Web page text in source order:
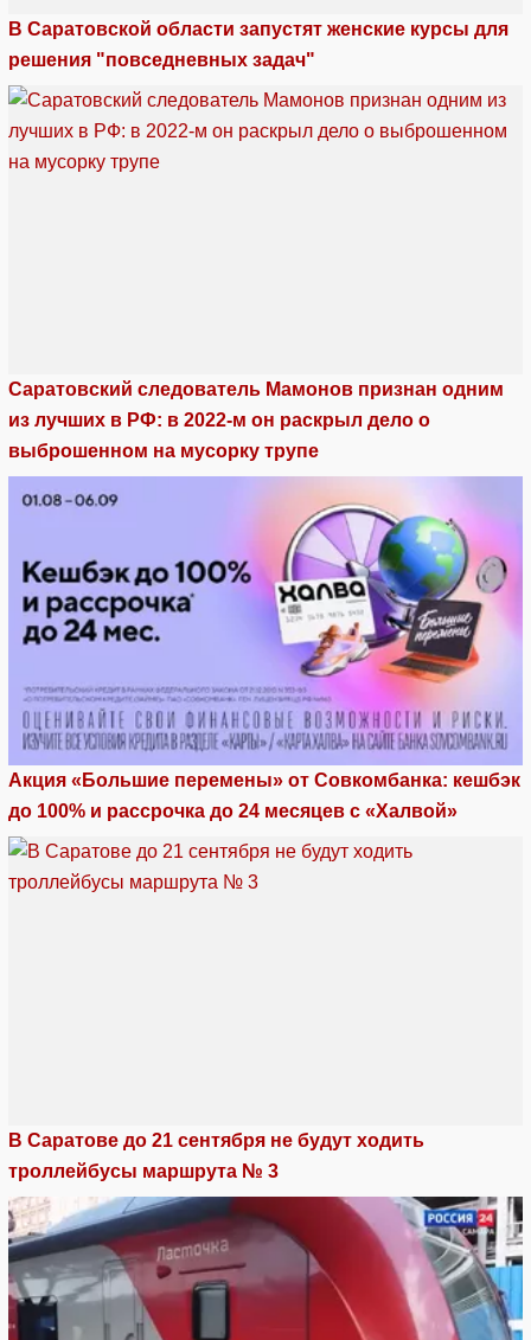
В Саратовской области запустят женские курсы для
решения "повседневных задач"
Саратовский следователь Мамонов признан одним
из лучших в РФ: в 2022-м он раскрыл дело о
выброшенном на мусорку трупе
Акция «Большие перемены» от Совкомбанка: кешбэк
до 100% и рассрочка до 24 месяцев с «Халвой»
В Саратове до 21 сентября не будут ходить
троллейбусы маршрута № 3